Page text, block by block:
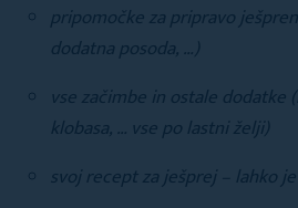
pripomočke za pripravo
dodatna posoda, …)
vse začimbe in ostale dodatke
klobasa, … vse po lastni želji)
svoj recept za ješprej – lahko